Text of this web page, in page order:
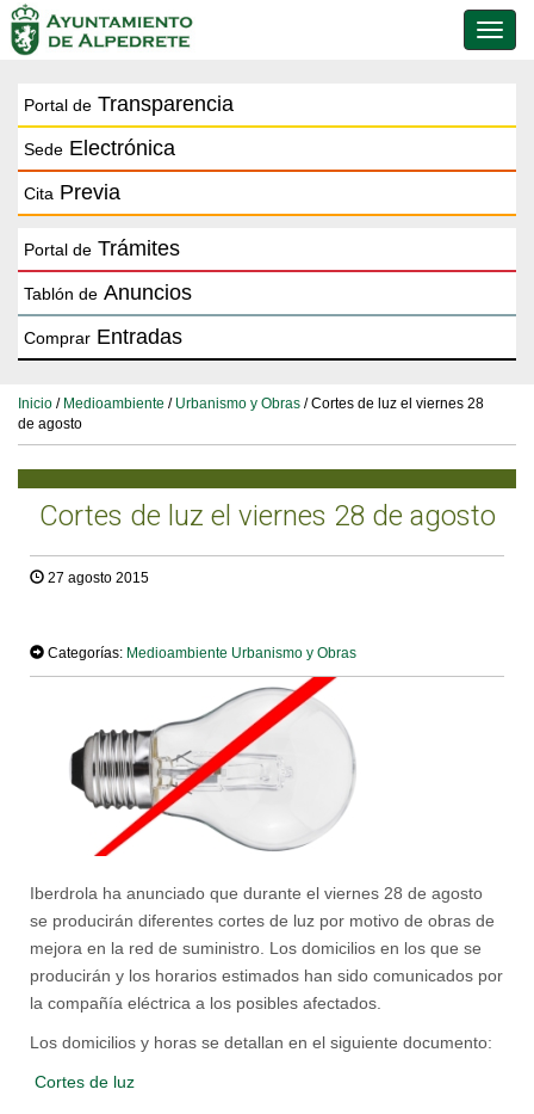
de
Portal de Transparencia
Sede Electrónica
Cita Previa
Portal de Trámites
Tablón de Anuncios
Comprar Entradas
Inicio / Medioambiente / Urbanismo y Obras / Cortes de luz el viernes 28
de agosto
Cortes de luz el viernes 28 de agosto
27 agosto 2015
Categorías: Medioambiente Urbanismo y Obras
Iberdrola ha anunciado que durante el viernes 28 de agosto
se producirán diferentes cortes de luz por motivo de obras de
mejora en la red de suministro. Los domicilios en los que se
producirán y los horarios estimados han sido comunicados por
la compañía eléctrica a los posibles afectados.
Los domicilios y horas se detallan en el siguiente documento:
Cortes de luz